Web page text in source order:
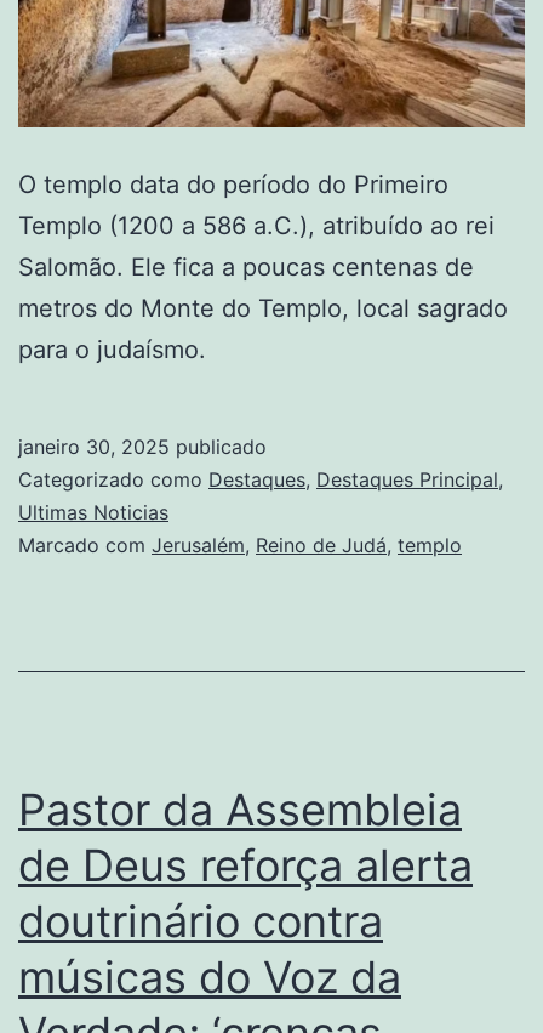
O templo data do período do Primeiro
Templo (1200 a 586 a.C.), atribuído ao rei
Salomão. Ele fica a poucas centenas de
metros do Monte do Templo, local sagrado
para o judaísmo.
janeiro 30, 2025 publicado
Categorizado como Destaques, Destaques Principal,
Ultimas Noticias
Marcado com Jerusalém, Reino de Judá, templo
Pastor da Assembleia
de Deus reforça alerta
doutrinário contra
músicas do Voz da